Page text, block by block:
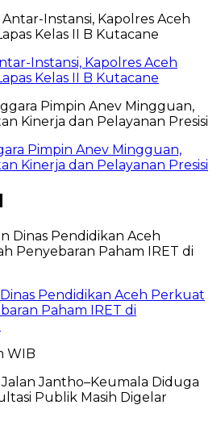
Instansi, Kapolres Aceh
Kelas II B Kutacane
Pimpin Anev Mingguan,
Kinerja dan Pelayanan Presisi
Pendidikan Aceh Perkuat
Paham IRET di
WIB